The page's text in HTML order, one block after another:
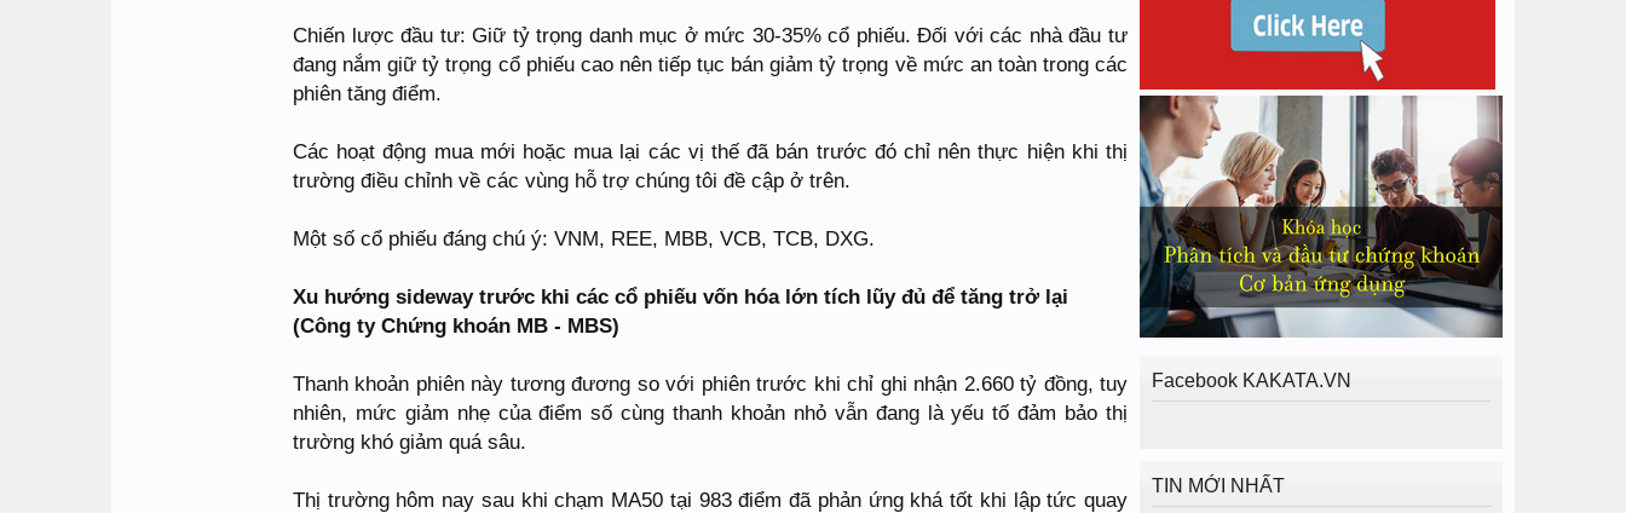
Chiến lược đầu tư: Giữ tỷ trọng danh mục ở mức 30-35% cổ phiếu. Đối với các nhà đầu tư
đang nắm giữ tỷ trọng cổ phiếu cao nên tiếp tục bán giảm tỷ trọng về mức an toàn trong các
phiên tăng điểm.
Các hoạt động mua mới hoặc mua lại các vị thế đã bán trước đó chỉ nên thực hiện khi thị
trường điều chỉnh về các vùng hỗ trợ chúng tôi đề cập ở trên.
Một số cổ phiếu đáng chú ý: VNM, REE, MBB, VCB, TCB, DXG.
Xu hướng sideway trước khi các cổ phiếu vốn hóa lớn tích lũy đủ để tăng trở lại
(Công ty Chứng khoán MB - MBS)
Thanh khoản phiên này tương đương so với phiên trước khi chỉ ghi nhận 2.660 tỷ đồng, tuy
nhiên, mức giảm nhẹ của điểm số cùng thanh khoản nhỏ vẫn đang là yếu tố đảm bảo thị
trường khó giảm quá sâu.
Thị trường hôm nay sau khi chạm MA50 tại 983 điểm đã phản ứng khá tốt khi lập tức quay
Facebook KAKATA.VN
TIN MỚI NHẤT